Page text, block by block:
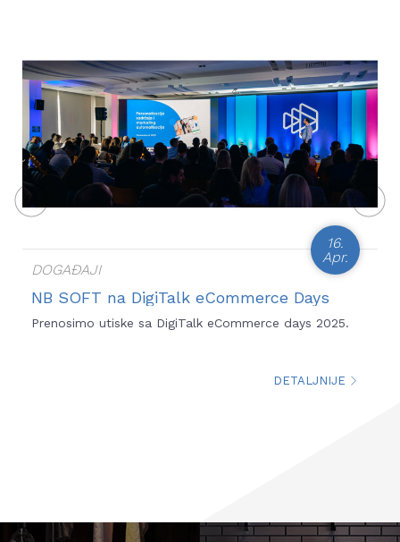
16.
Apr.
DOGAĐAJI
NB SOFT na DigiTalk eCommerce Days
2025: Uloga platformi i pogledi na
Prenosimo utiske sa DigiTalk eCommerce days 2025.
DETALJNIJE